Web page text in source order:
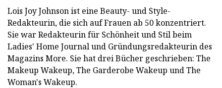
Lois Joy Johnson ist eine Beauty- und Style-
Redakteurin, die sich auf Frauen ab 50 konzentriert.
Sie war Redakteurin für Schönheit und Stil beim
Ladies' Home Journal und Gründungsredakteurin des
Magazins More. Sie hat drei Bücher geschrieben: The
Makeup Wakeup, The Garderobe Wakeup und The
Woman's Wakeup.